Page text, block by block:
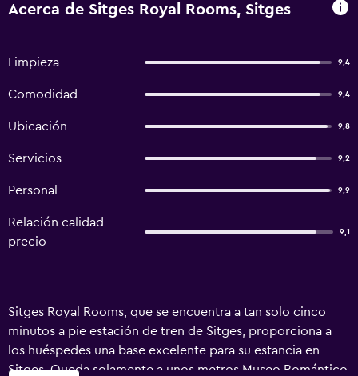
Acerca de Sitges Royal Rooms, Sitges
Limpieza 9,4
Comodidad 9,4
Ubicación 9,8
Servicios 9,2
Personal 9,9
Relación calidad-
precio
9,1
Sitges Royal Rooms, que se encuentra a tan solo cinco
minutos a pie estación de tren de Sitges, proporciona a
los huéspedes una base excelente para su estancia en
Sitges. Queda solamente a unos metros Museo Romántico